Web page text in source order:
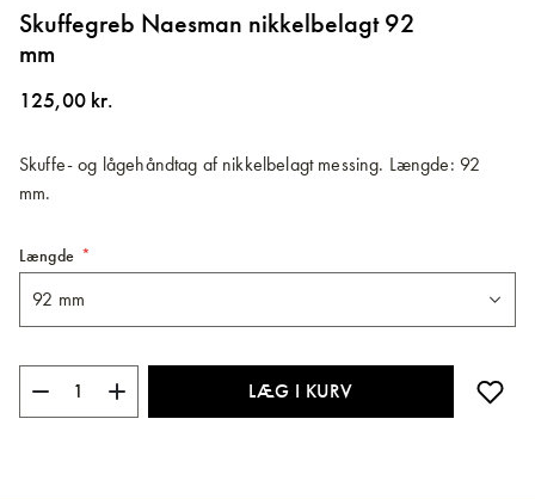
til
starten
af
Skuffegreb Naesman nikkelbelagt 92
mm
125,00 kr.
Skuffe- og lågehåndtag af nikkelbelagt messing. Længde: 92
mm.
Længde
LÆG I KURV